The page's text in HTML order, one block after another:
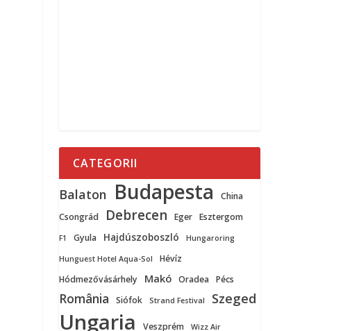
CATEGORII
Balaton Budapesta
China
Csongrád
Debrecen Eger Esztergom
F1 Gyula Hajdúszoboszló Hungaroring
Hunguest Hotel Aqua-Sol
Hévíz
Hódmezővásárhely
Makó Oradea Pécs
România Siófok Strand Festival Szeged
Ungaria Veszprém Wizz Air